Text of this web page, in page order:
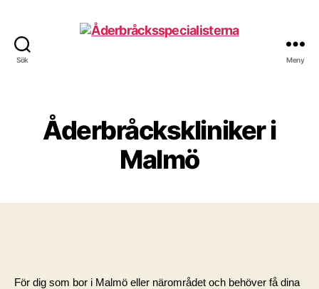
Sök Meny
Åderbråckskliniker i
Malmö
För dig som bor i Malmö eller närområdet och behöver få dina